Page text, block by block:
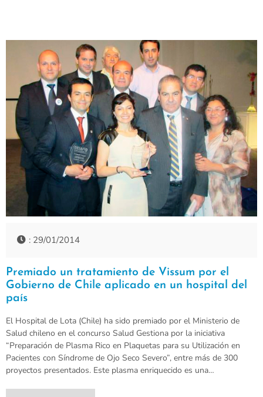
: 29/01/2014
Premiado un tratamiento de Vissum por el
Gobierno de Chile aplicado en un hospital del
país
El Hospital de Lota (Chile) ha sido premiado por el Ministerio de
Salud chileno en el concurso Salud Gestiona por la iniciativa
“Preparación de Plasma Rico en Plaquetas para su Utilización en
Pacientes con Síndrome de Ojo Seco Severo”, entre más de 300
proyectos presentados. Este plasma enriquecido es una…